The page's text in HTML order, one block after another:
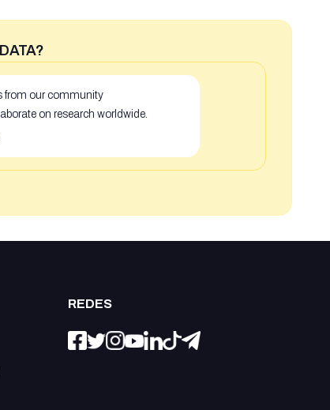
from our community
on research worldwide.
REDES